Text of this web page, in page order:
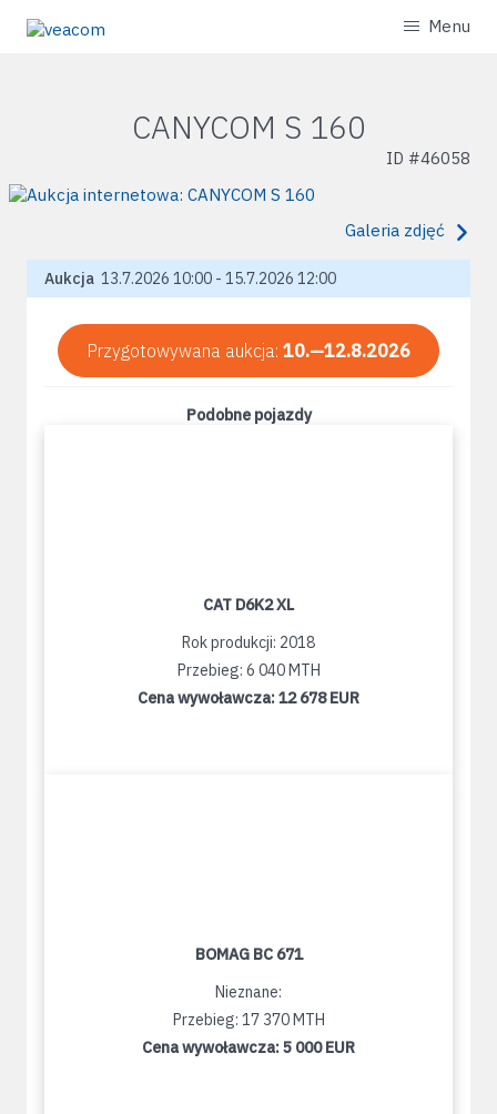
Menu
CANYCOM S 160
ID #46058
Galeria zdjęć
Aukcja 13.7.2026 10:00 - 15.7.2026 12:00
Przygotowywana aukcja: 10.—12.8.2026
Podobne pojazdy
CAT D6K2 XL
Rok produkcji: 2018
Przebieg: 6 040 MTH
Cena wywoławcza:12 678 EUR
BOMAG BC 671
Nieznane:
Przebieg: 17 370 MTH
Cena wywoławcza:5 000 EUR